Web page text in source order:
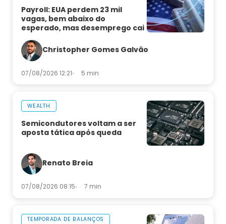
Payroll: EUA perdem 23 mil
vagas, bem abaixo do
esperado, mas desemprego cai
Christopher Gomes Galvão
07/08/2026 12:21 5 min
WEALTH
Semicondutores voltam a ser
aposta tática após queda
Renato Breia
07/08/2026 08:15 7 min
TEMPORADA DE BALANÇOS